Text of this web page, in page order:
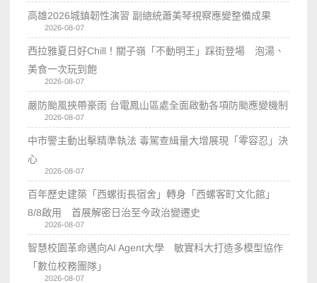
高雄2026城鎮韌性演習 副總統蕭美琴視察應變整備成果
2026-08-07
西拉雅夏日好Chill！關子嶺「不動明王」踩街登場 泡湯、
美食一次玩到飽
2026-08-07
嚴防颱風挾帶豪雨 台電鳳山區處全面啟動各項防颱應變機制
2026-08-07
中市警主動出擊精準執法 毒駕查緝量大增展現「零容忍」決
心
2026-08-07
百年歷史建築「西螺街長宿舍」轉身「西螺客町文化館」
8/8啟用 首展解密日治至今政治變遷史
2026-08-07
智慧校園革命邁向AI Agent大學 敏實科大打造多模型協作
「數位校務團隊」
2026-08-07